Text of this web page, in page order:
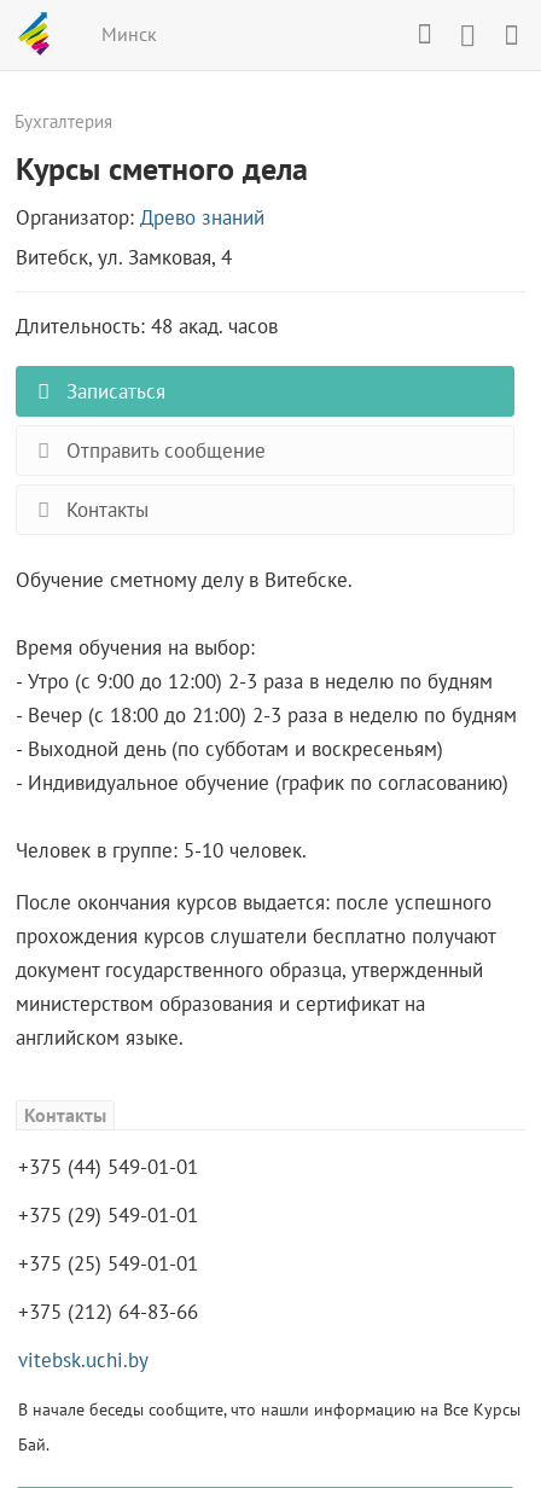
Минск
Бухгалтерия
Курсы сметного дела
Организатор:Древо знаний
Витебск, ул. Замковая, 4
Длительность: 48 акад. часов
Записаться
Отправить сообщение
Контакты
Обучение сметному делу в Витебске.
Время обучения на выбор:
- Утро (с 9:00 до 12:00) 2-3 раза в неделю по будням
- Вечер (с 18:00 до 21:00) 2-3 раза в неделю по будням
- Выходной день (по субботам и воскресеньям)
- Индивидуальное обучение (график по согласованию)
Человек в группе: 5-10 человек.
После окончания курсов выдается: после успешного
прохождения курсов слушатели бесплатно получают
документ государственного образца, утвержденный
министерством образования и сертификат на
английском языке.
Контакты
+375 (44) 549-01-01
+375 (29) 549-01-01
+375 (25) 549-01-01
+375 (212) 64-83-66
vitebsk.uchi.by
В начале беседы сообщите, что нашли информацию на Все Курсы
Бай.